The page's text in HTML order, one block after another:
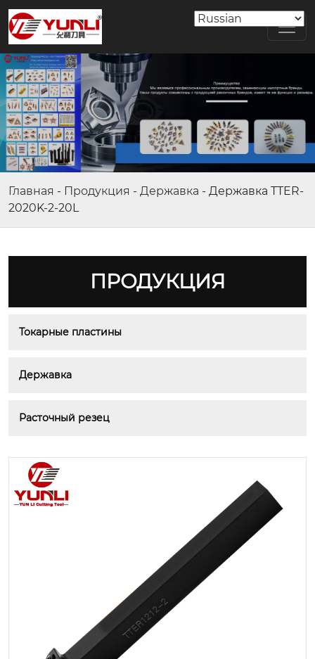
Главная - Продукция - Державка - Державка TTER-
2020K-2-20L
ПРОДУКЦИЯ
Токарные пластины
Державка
Расточный резец